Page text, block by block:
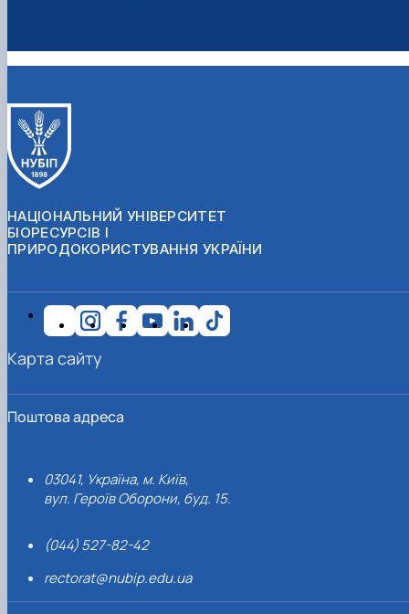
НАЦІОНАЛЬНИЙ УНІВЕРСИТЕТ
БІОРЕСУРСІВ І
ПРИРОДОКОРИСТУВАННЯ УКРАЇНИ
Поштова адреса
03041, Україна, м. Київ,
вул. Героїв Оборони, буд. 15.
(044) 527-82-42
rectorat@nubip.edu.ua
Карта сайту